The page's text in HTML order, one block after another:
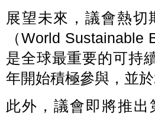
建
築
議
與
建
造
議
會
展望未來，議會熱
（World
是全球最重要的可持
年開始積極參與，並
此外，議會即將推出